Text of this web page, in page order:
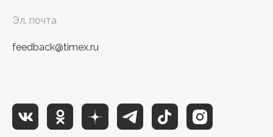
Эл. почта
feedback@timex.ru